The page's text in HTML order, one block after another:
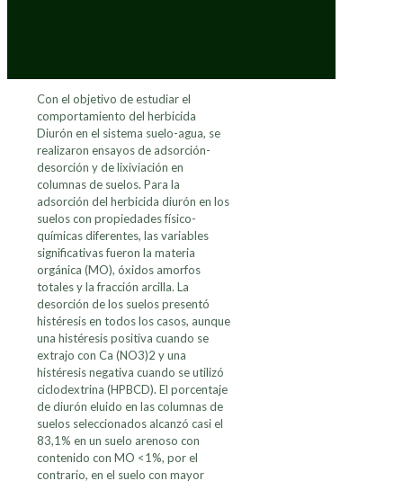
Con el objetivo de estudiar el
comportamiento del herbicida
Diurón en el sistema suelo-agua, se
realizaron ensayos de adsorción-
desorción y de lixiviación en
columnas de suelos. Para la
adsorción del herbicida diurón en los
suelos con propiedades físico-
químicas diferentes, las variables
significativas fueron la materia
orgánica (MO), óxidos amorfos
totales y la fracción arcilla. La
desorción de los suelos presentó
histéresis en todos los casos, aunque
una histéresis positiva cuando se
extrajo con Ca (NO3)2 y una
histéresis negativa cuando se utilizó
ciclodextrina (HPBCD). El porcentaje
de diurón eluido en las columnas de
suelos seleccionados alcanzó casi el
83,1% en un suelo arenoso con
contenido con MO <1%, por el
contrario, en el suelo con mayor